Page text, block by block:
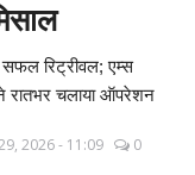
रिट्रीवल; एम्स
रातभर चलाया ऑपरेशन
2026 - 11:09 0